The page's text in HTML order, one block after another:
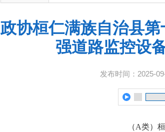
政协桓仁满族自治县
强道路监控设
发布时间：2025-
（A类）